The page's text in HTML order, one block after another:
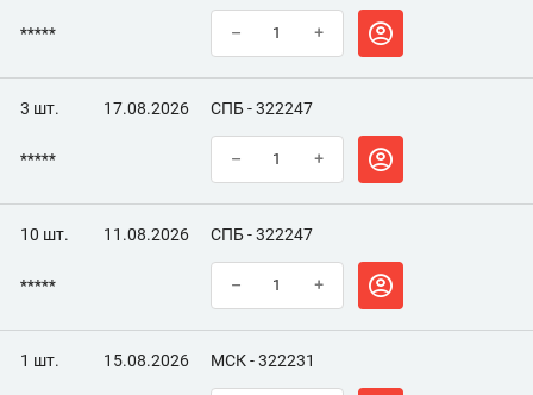
***** – +
3 шт. 17.08.2026 СПБ - 322247
***** – +
10 шт. 11.08.2026 СПБ - 322247
***** – +
1 шт. 15.08.2026 МСК - 322231